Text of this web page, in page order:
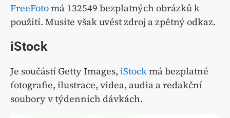
FreeFotomá 132549 bezplatných obrázků k
použití. Musíte však uvést zdroj a zpětný odkaz.
iStock
Je součástí Getty Images, iStockmá bezplatné
fotografie, ilustrace, videa, audia a redakční
soubory v týdenních dávkách.